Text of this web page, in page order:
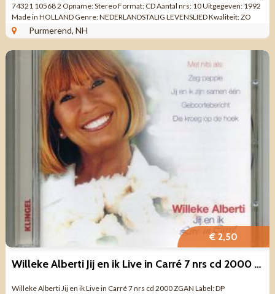
74321 10568 2 Opname: Stereo Format: CD Aantal nrs: 10 Uitgegeven: 1992
Made in HOLLAND Genre: NEDERLANDSTALIG LEVENSLIED Kwaliteit: ZO
GOED ALS ...
Purmerend, NH
€ 2,50
Willeke Alberti Jij en ik Live in Carré 7 nrs cd 2000 ZGAN
Willeke Alberti Jij en ik Live in Carré 7 nrs cd 2000 ZGAN Label: DP